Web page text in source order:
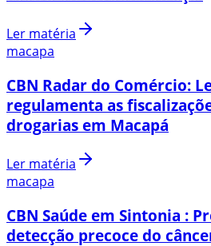
Ler matéria
macapa
CBN Radar do Comércio:
regulamenta as
drogarias em Macapá
Ler matéria
macapa
CBN Saúde em Sintonia :
detecção precoce do